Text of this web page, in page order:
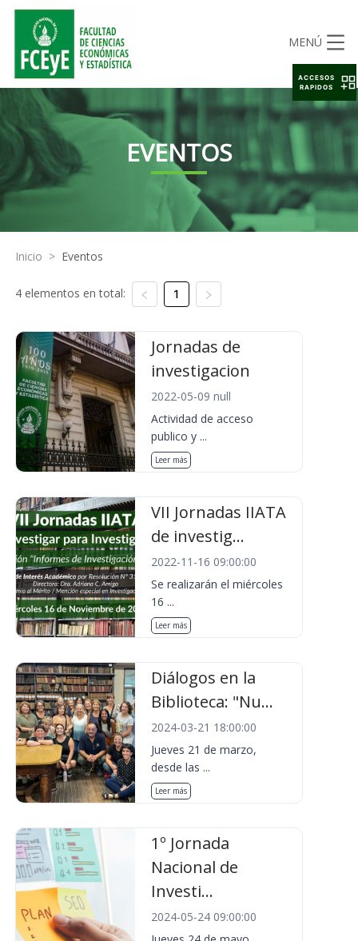
MENÚ
EVENTOS
Inicio > Eventos
4 elementos en total: 1
Jornadas de
investigacion
2022-05-09 null
Actividad de acceso
publico y ...
Leer más
VII Jornadas IIATA
de investig...
2022-11-16 09:00:00
Se realizarán el miércoles
16 ...
Leer más
Diálogos en la
Biblioteca: "Nu...
2024-03-21 18:00:00
Jueves 21 de marzo,
desde las ...
Leer más
1º Jornada
Nacional de
Investi...
2024-05-24 09:00:00
ACCESOS
RAPIDOS